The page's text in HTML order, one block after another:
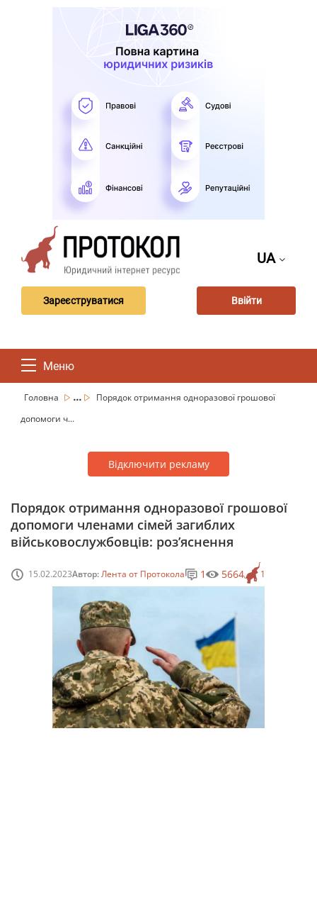
UA
Зареєструватися Ввійти
Меню
Головна ...
Порядок отримання одноразової грошової
допомоги ч...
Відключити рекламу
Порядок отримання одноразової грошової
допомоги членами сімей загиблих
військовослужбовців: роз’яснення
15.02.2023Автор:Лента от Протокола 1
1 5664